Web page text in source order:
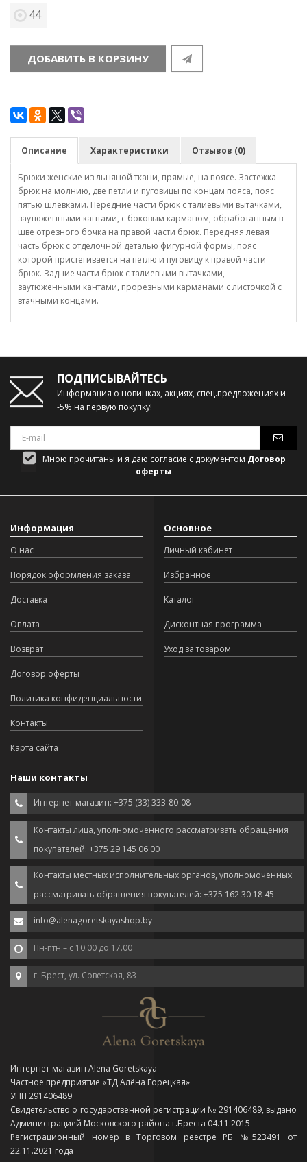
44
ДОБАВИТЬ В КОРЗИНУ
Описание Характеристики Отзывов (0)
Брюки женские из льняной ткани, прямые, на поясе. Застежка
брюк на молнию, две петли и пуговицы по концам пояса, пояс
пятью шлевками. Передние части брюк с талиевыми вытачками,
заутюженными кантами, с боковым карманом, обработанным в
шве отрезного бочка на правой части брюк. Передняя левая
часть брюк с отделочной деталью фигурной формы, пояс
которой пристегивается на петлю и пуговицу к правой части
брюк. Задние части брюк с талиевыми вытачками,
заутюженными кантами, прорезными карманами с листочкой с
втачными концами.
ПОДПИСЫВАЙТЕСЬ
Информация о новинках, акциях, спец.предложениях и
-5% на первую покупку!
Мною прочитаны и я даю согласие с документом Договор
оферты
Информация
О нас
Порядок оформления заказа
Доставка
Оплата
Возврат
Договор оферты
Политика конфиденциальности
Контакты
Карта сайта
Основное
Личный кабинет
Избранное
Каталог
Дисконтная программа
Уход за товаром
Наши контакты
Интернет-магазин: +375 (33) 333-80-08
Контакты лица, уполномоченного рассматривать обращения
покупателей: +375 29 145 06 00
Контакты местных исполнительных органов, уполномоченных
рассматривать обращения покупателей: +375 162 30 18 45
info@alenagoretskayashop.by
Пн-птн – с 10.00 до 17.00
г. Брест, ул. Советская, 83
Интернет-магазин Alena Goretskaya
Частное предприятие «ТД Алёна Горецкая»
УНП 291406489
Свидетельство о государственной регистрации № 291406489, выдано
Администрацией Московского района г.Бреста 04.11.2015
Регистрационный номер в Торговом реестре РБ №523491 от
22.11.2021 года